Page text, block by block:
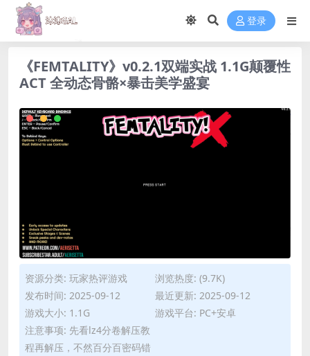
登录
《FEMTALITY》v0.2.1双端实战 1.1G颠覆性
ACT 全动态骨骼×暴击美学盛宴
资源分类: 玩家热评游戏
浏览热度: (9.7K)
发布时间: 2025-09-12
最近更新: 2025-09-12
游戏大小: 1.1G
游戏平台: PC+安卓
注意事项: 先看lz4分卷解压教
程再解压，不然百分百密码错